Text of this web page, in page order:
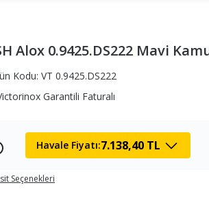
Alox 0.9425.DS222 Mavi
Kodu: VT 0.9425.DS222
Garantili Faturalı
Havale Fiyatı:7.138,40 TL
Seçenekleri